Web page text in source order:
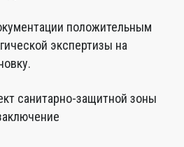
положительным
экспертизы на
санитарно-защитной зоны